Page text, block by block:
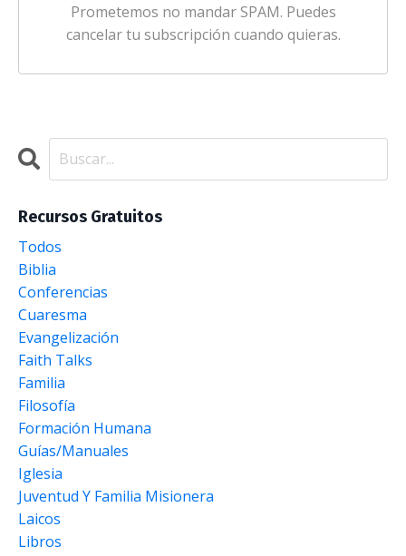
Prometemos no mandar SPAM. Puedes
cancelar tu subscripción cuando quieras.
Recursos Gratuitos
Todos
Biblia
Conferencias
Cuaresma
Evangelización
Faith Talks
Familia
Filosofía
Formación Humana
Guías/manuales
Iglesia
Juventud Y Familia Misionera
Laicos
Libros